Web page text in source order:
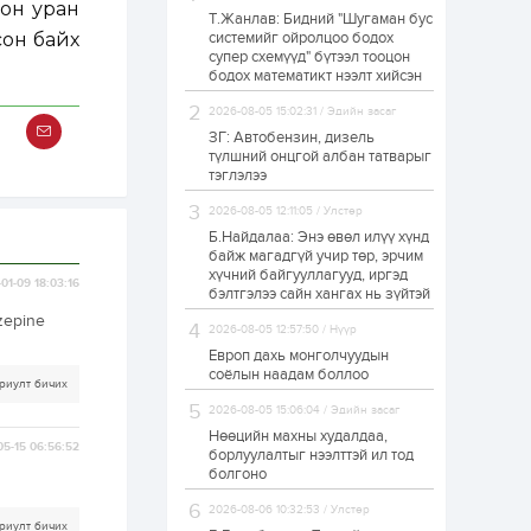
уран
байх
09 18:03:16
бичих
15 06:56:52
бичих
Н.Номтойбаяр:
Аймгуудад
тулгамдаж буй
асуудлуудыг долоо
хоног бүр Засгийн
газрын...
1 өдөр 0
УИХ-ын дарга
С.Бямбацогт төрийг
тахих төрийн
тахилгад оролцлоо
1 өдөр 3 0
“Хотын дарга сонсож
байна” 150150 тусгай
дугаарыг
наймдугаар сарын
1 өдөр
“Чингис хаан” олон
улсын нисэх буудал
руу нийтийн тээврийн
автобус 24 цагаар
Т.Жанлав: Бидний "Шугаман бус
системийг ойролцоо бодох
супер схемүүд" бүтээл тооцон
бодох математикт нээлт хийсэн
2026-08-05 15:02:31 / Эдийн засаг
ЗГ: Автобензин, дизель
түлшний онцгой албан татварыг
тэглэлээ
2026-08-05 12:11:05 / Улстөр
Б.Найдалаа: Энэ өвөл илүү хүнд
байж магадгүй учир төр, эрчим
хүчний байгууллагууд, иргэд
бэлтгэлээ сайн хангах нь зүйтэй
2026-08-05 12:57:50 / Нүүр
Европ дахь монголчуудын
соёлын наадам боллоо
2026-08-05 15:06:04 / Эдийн засаг
Нөөцийн махны худалдаа,
борлуулалтыг нээлттэй ил тод
болгоно
2026-08-06 10:32:53 / Улстөр